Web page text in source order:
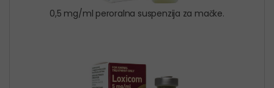
0,5 mg/ml peroralna suspenzija za mačke.